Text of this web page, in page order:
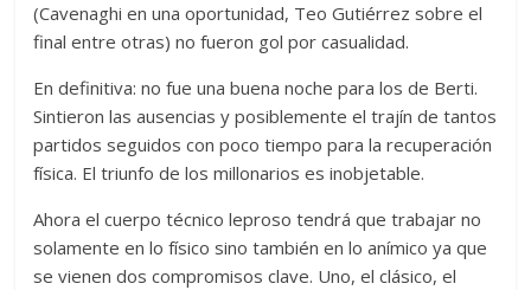
(Cavenaghi en una oportunidad, Teo Gutiérrez sobre el
final entre otras) no fueron gol por casualidad.
En definitiva: no fue una buena noche para los de Berti.
Sintieron las ausencias y posiblemente el trajín de tantos
partidos seguidos con poco tiempo para la recuperación
física. El triunfo de los millonarios es inobjetable.
Ahora el cuerpo técnico leproso tendrá que trabajar no
solamente en lo físico sino también en lo anímico ya que
se vienen dos compromisos clave. Uno, el clásico, el